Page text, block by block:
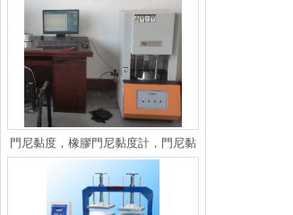
門尼黏度，橡膠門尼黏度計，門尼黏
度曲線